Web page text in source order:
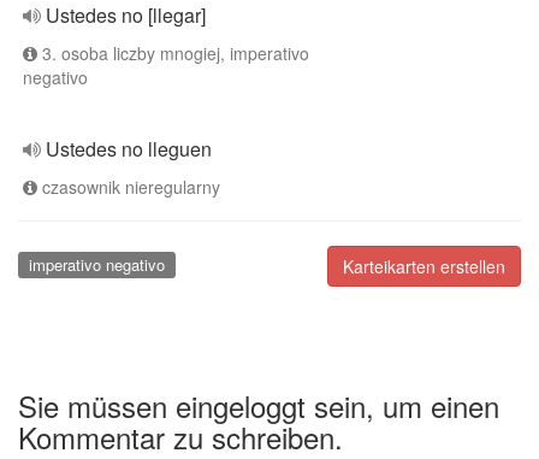
Ustedes no [llegar]
3. osoba liczby mnogiej, imperativo
negativo
Ustedes no lleguen
czasownik nieregularny
Karteikarten erstellen
imperativo negativo
Sie müssen eingeloggt sein, um einen
Kommentar zu schreiben.